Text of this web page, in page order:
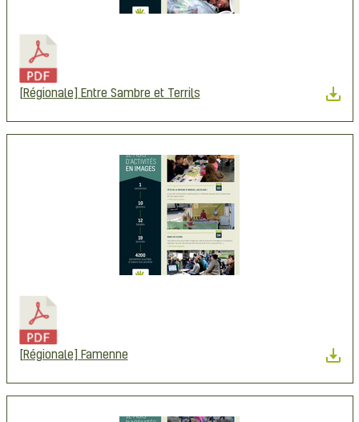
[Régionale] Entre Sambre et Terrils
[Régionale] Famenne